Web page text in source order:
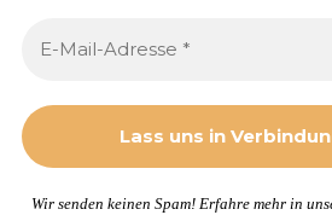
Wir senden keinen Spam! Erfahre mehr in